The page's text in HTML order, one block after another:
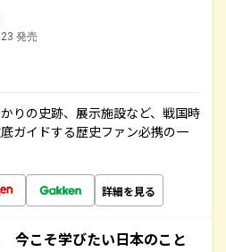
発売
りの史跡、展示施設など、戦国時
ガイドする歴史ファン必携の一
詳細を見る
今こそ学びたい日本のこと